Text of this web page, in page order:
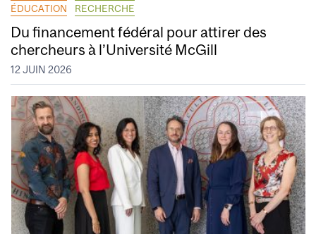
ÉDUCATION RECHERCHE
Du financement fédéral pour attirer des
chercheurs à l’Université McGill
12 JUIN 2026